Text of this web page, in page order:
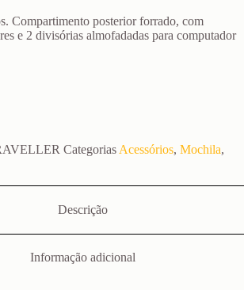
Compartimento posterior forrado, com
e 2 divisórias almofadadas para computador
Categorias Acessórios, Mochila,
Descrição
Informação adicional